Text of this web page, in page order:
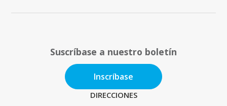
Suscríbase a nuestro boletín
Inscríbase
DIRECCIONES